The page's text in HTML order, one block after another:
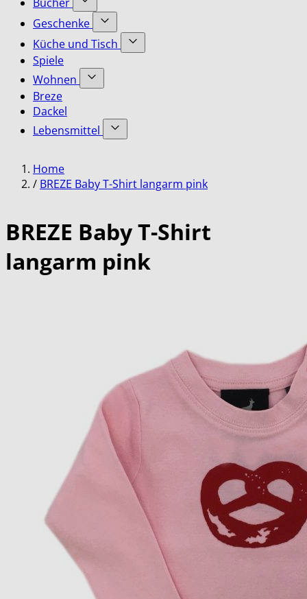
Accessoires
category
for
Bekleidung
category
Show
submenu
for
Bücher
Geschenke
Show
submenu
Küche und Tisch
Show
Spiele
Wohnen
Show
Wohnen
category
Breze
Dackel
Lebensmittel
Show
Lebensmittel
category
Home
/ BREZE Baby T-Shirt langarm pink
BREZE Baby T-Shirt
langarm pink